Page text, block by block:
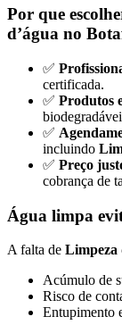
Por que
d’água no
✅
certificada.
✅ Produtos
✅
incluindo
✅ Preço
cobrança de
Água limpa
A falta de Limpeza
Acúmulo de
Risco de
Entupimento